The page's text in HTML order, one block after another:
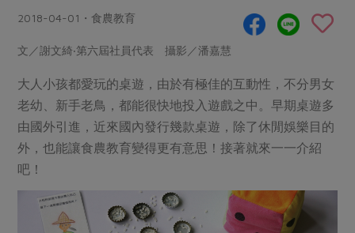
調理食材・點心
調味醬料/南北貨 烘焙
保健食品
居家好物
醬料
湯品．鍋物
漬物
涼拌沙拉
飲品
傳到心坎裡，誠心又澎派
合作25-經典快閃最後一週
合作25-精選產品第四彈
更多當季產品
議題活動
主婦聯盟X樂齡網特約優惠案
30%rPET紅烏龍茶
關注議題
減硝酸鹽 惜食
非基改運動 支持本土農糧
廢核運動 能源議題
減添加物
公益金 食農教育
更多議題
產品檢驗
自主把關
檢驗報告
硝酸鹽檢驗
社員權益
合作社法規
2018-04-01・食農教育
文／謝文綺‧第六屆社員代表 攝影／潘嘉慧
大人小孩都愛玩的桌遊，由於有極佳的互動性，不分男女
老幼、新手老鳥，都能很快地投入遊戲之中。早期桌遊多
由國外引進，近來國內發行幾款桌遊，除了休閒娛樂目的
外，也能讓食農教育變得更有意思！接著就來一一介紹
吧！